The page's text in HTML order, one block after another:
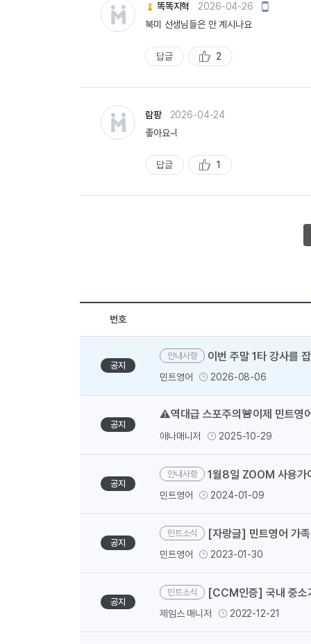
똑똑지혁 2026-04-26
모
북미 선생님들은 안 계시나요
답글
추
천
2
람팡
2026-04-24
좋아요~!
답글
추
천
1
번호
공지
안내사항 이번 주말 1타 강사를
민트영어 2026-08-06
공지
⚠️역대급 스포주의🚨이제 민트영
애나매니저 2025-10-29
공지
안내사항 1월8일 ZOOM 사용가
민트영어 2024-01-09
공지
민트소식 [자랑글] 민트영어 가
민트영어 2023-01-30
공지
민트소식 [CCM인증] 국내 중소
제임스 매니저 2022-12-21